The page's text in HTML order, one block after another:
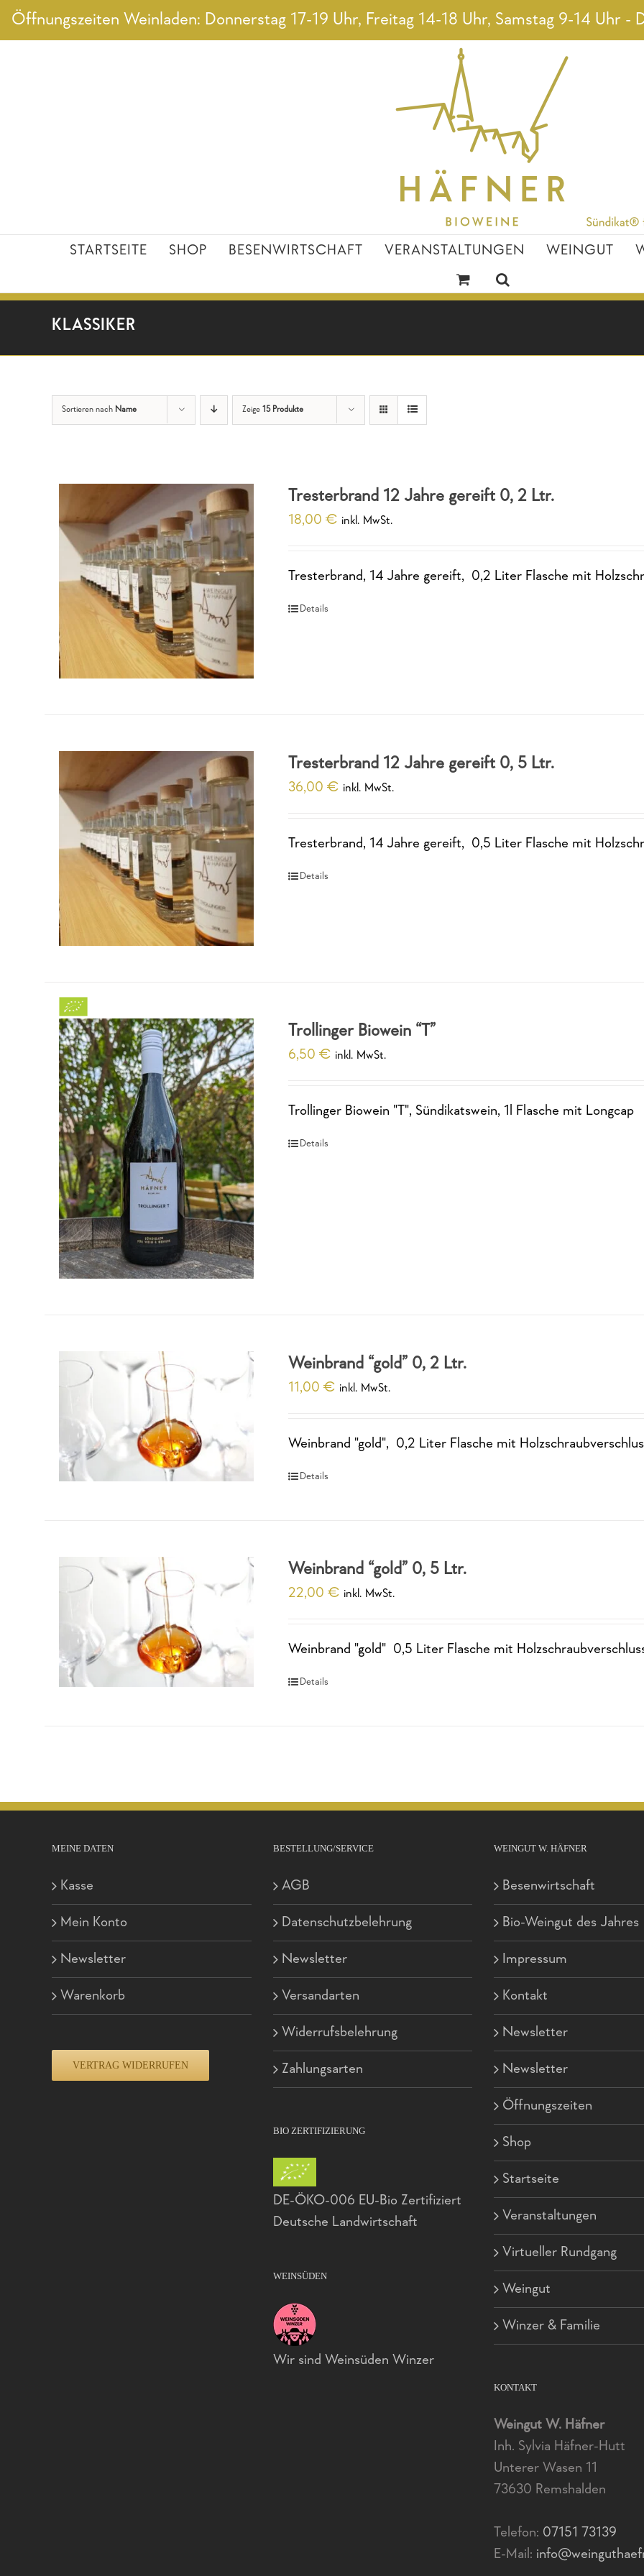
Zum
STARTSEITE SHOP BESENWIRTSCHAFT VERANSTALTUNGEN WEINGUT
KLASSIKER
Sortieren nach Name Zeige 15 Produkte
Tresterbrand 12 Jahre gereift 0, 2 Ltr.
18,00 € inkl. MwSt.
Tresterbrand, 14 Jahre gereift, 0,2 Liter Flasche mit
Details
Tresterbrand 12 Jahre gereift 0, 5 Ltr.
36,00 € inkl. MwSt.
Tresterbrand, 14 Jahre gereift, 0,5 Liter Flasche mit
Details
Trollinger Biowein “T”
6,50 € inkl. MwSt.
Trollinger Biowein "T", Sündikatswein, 1l Flasche mit Longcap
Details
Weinbrand “gold” 0, 2 Ltr.
11,00 € inkl. MwSt.
Weinbrand "gold", 0,2 Liter Flasche mit
Details
Weinbrand “gold” 0, 5 Ltr.
22,00 € inkl. MwSt.
Weinbrand "gold" 0,5 Liter Flasche mit
Details
MEINE DATEN
Kasse
Mein Konto
Newsletter
Warenkorb
VERTRAG WIDERRUFEN
BESTELLUNG/SERVICE
AGB
Datenschutzbelehrung
Newsletter
Versandarten
Widerrufsbelehrung
Zahlungsarten
BIO ZERTIFIZIERUNG
DE-ÖKO-006 EU-Bio Zertifiziert
Deutsche Landwirtschaft
WEINSÜDEN
Wir sind Weinsüden Winzer
WEINGUT W. HÄFNER
Besenwirtschaft
Bio-Weingut des Jahres
Impressum
Kontakt
Newsletter
Newsletter
Öffnungszeiten
Shop
Startseite
Veranstaltungen
Virtueller Rundgang
Weingut
Winzer & Familie
KONTAKT
Weingut W. Häfner
Inh. Sylvia Häfner-Hutt
Unterer Wasen 11
73630 Remshalden
Telefon: 07151 73139
E-Mail:
Öffnungszeiten Weinladen: Donnerstag 17-19 Uhr, Freitag 14-18 Uhr, Samstag 9-14 Uhr -